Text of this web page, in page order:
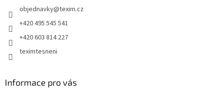
objednavky@texim.cz
+420 495 545 541
+420 603 814 227
teximtesneni
Informace pro vás